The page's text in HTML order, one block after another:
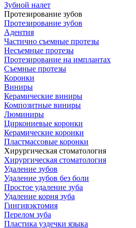
Зубной налет
Протезирование зубов
Протезирование зубов
Адентия
Частично съемные протезы
Несъемные протезы
Протезирование на имплантах
Съемные протезы
Коронки
Виниры
Керамические виниры
Композитные виниры
Люминиры
Циркониевые коронки
Керамические коронки
Пластмассовые коронки
Хирургическая стоматология
Хирургическая стоматология
Удаление зубов
Удаление зубов без боли
Простое удаление зуба
Удаление корня зуба
Гингивэктомия
Перелом зуба
Пластика уздечки языка